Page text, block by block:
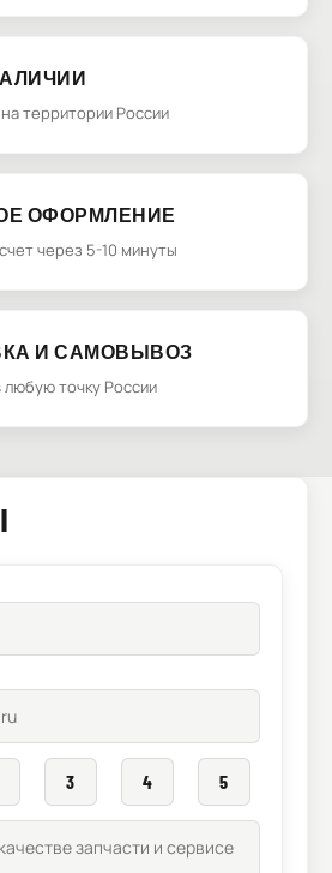
на территории России
ОФОРМЛЕНИЕ
через 5-10 минуты
И САМОВЫВОЗ
любую точку России
3 4 5